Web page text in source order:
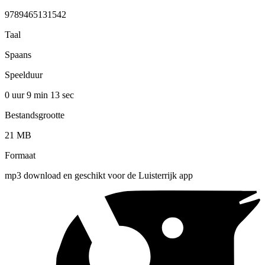
9789465131542
Taal
Spaans
Speelduur
0 uur 9 min 13 sec
Bestandsgrootte
21 MB
Formaat
mp3 download en geschikt voor de Luisterrijk app